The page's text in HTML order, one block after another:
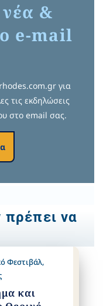
νέα &
e-mail
για
τις εκδηλώσεις
στο email σας.
να
Φεστιβάλ,
και